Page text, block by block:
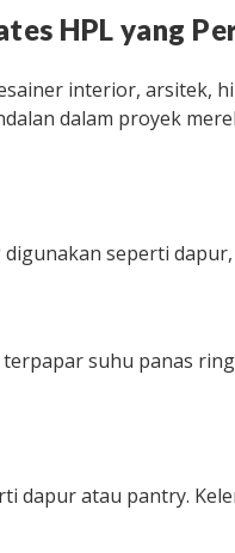
HPL yang
interior, arsitek,
dalam proyek
seperti
suhu panas
dapur atau pantry.